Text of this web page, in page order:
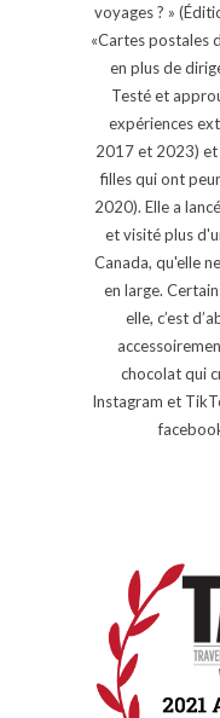
voyages ? »
«Cartes postales
en plus de
Testé et
expériences
2017 et 2023) et
filles qui ont
2020). Elle a
et visité plus
Canada, qu'elle
en large.
elle, c’est
chocolat qui
Instagram et